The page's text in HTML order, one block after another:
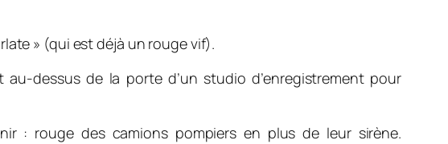
» (qui est déjà un rouge vif).
dessus de la porte d’un studio d’enregistrement pour
: rouge des camions pompiers en plus de leur sirène.